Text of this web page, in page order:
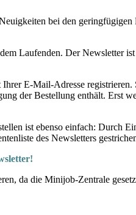
bei den
Laufenden. Der Newsletter
E-Mail-Adresse registrieren.
der Bestellung enthält. Erst
ist ebenso einfach: Durch
des Newsletters
da die Minijob-Zentrale